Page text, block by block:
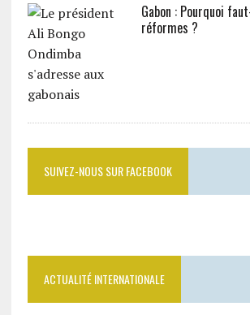
Gabon : Pourquoi
réformes ?
SUIVEZ-NOUS SUR FACEBOOK
ACTUALITÉ INTERNATIONALE